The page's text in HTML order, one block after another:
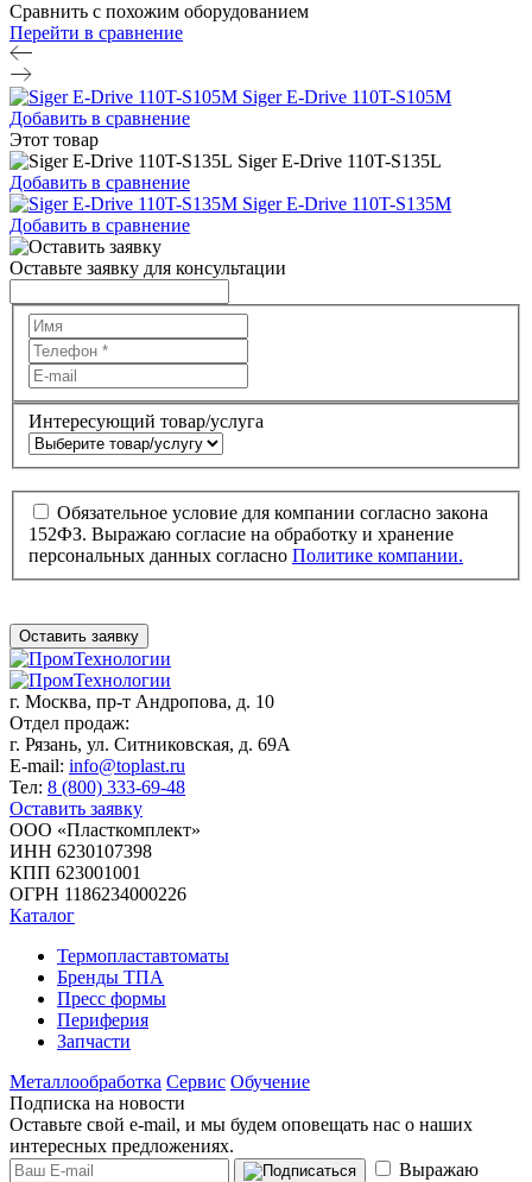
Сравнить с похожим оборудованием
Перейти в сравнение
Siger E-Drive 110T-S105M
Добавить в сравнение
Этот товар
Siger E-Drive 110T-S135L
Добавить в сравнение
Siger E-Drive 110T-S135M
Добавить в сравнение
Оставьте заявку для консультации
Интересующий товар/услуга
Обязательное условие для компании согласно закона
152ФЗ. Выражаю согласие на обработку и хранение
персональных данных согласно Политике компании.
Оставить заявку
г. Москва, пр-т Андропова, д. 10
Отдел продаж:
г. Рязань, ул. Ситниковская, д. 69А
E-mail: info@toplast.ru
Тел: 8 (800) 333-69-48
Оставить заявку
ООО «Пласткомплект»
ИНН 6230107398
КПП 623001001
ОГРН 1186234000226
Каталог
Термопластавтоматы
Бренды ТПА
Пресс формы
Периферия
Запчасти
Металлообработка Сервис Обучение
Подписка на новости
Оставьте свой e-mail, и мы будем оповещать нас о наших
интересных предложениях.
Выражаю